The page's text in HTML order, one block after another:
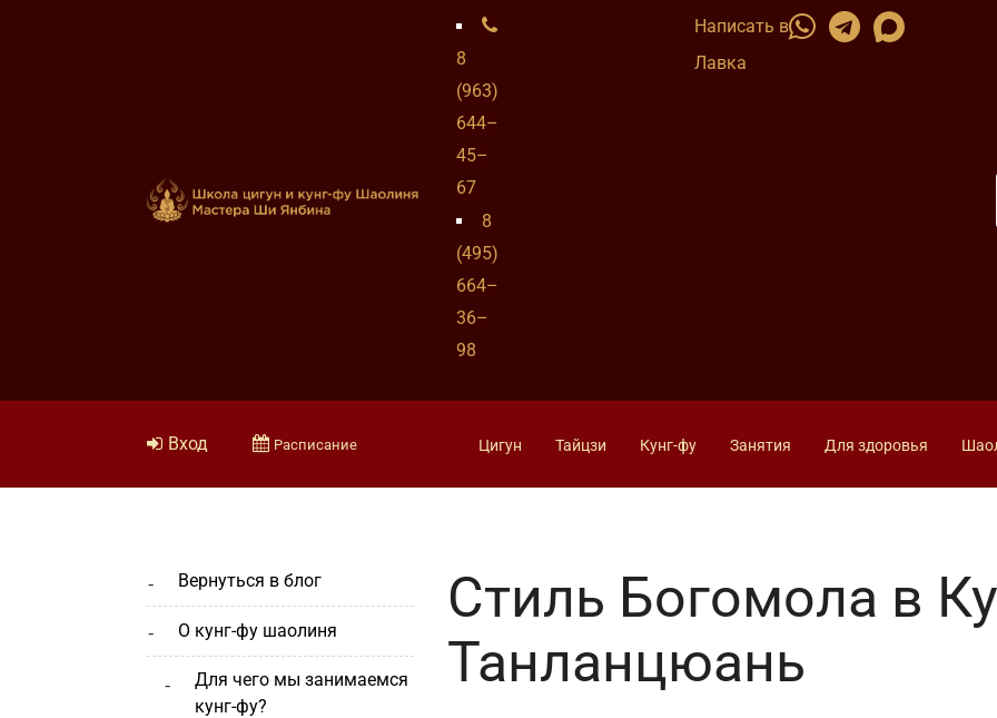
8
(963)
644–
45–
67
8
(495)
664–
36–
98
Написать в
Лавка
Вход Расписание Цигун Тайцзи Кунг-фу Занятия Для здоровья
вернуться в блог
о кунг-фу шаолиня
для чего мы занимаемся
кунг-фу?
Стиль Богомола в
Танланцюань